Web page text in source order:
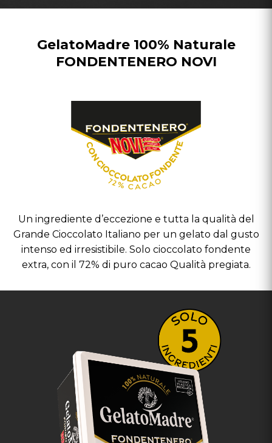
GelatoMadre 100% Naturale
FONDENTENERO NOVI
Un ingrediente d’eccezione e tutta la qualità del
Grande Cioccolato Italiano per un gelato dal gusto
intenso ed irresistibile. Solo cioccolato fondente
extra, con il 72% di puro cacao Qualità pregiata.